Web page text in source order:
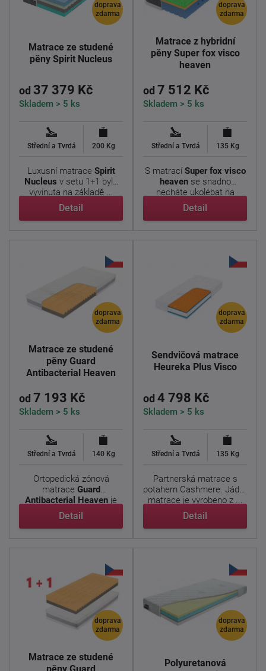
doprava
zdarma
Matrace ze studené
pěny Spirit Nucleus
od 37 379 Kč
Skladem > 5 ks
Střední a Tvrdá 200 Kg
Luxusní matrace Spirit
Nucleus v setu 1+1 byla
vyvinuta na základě ...
Detail
doprava
zdarma
Matrace z hybridní
pěny Super fox visco
heaven
od 7 512 Kč
Skladem > 5 ks
Střední a Tvrdá 135 Kg
S matracíSuper fox visco
heavense snadno
necháte ukolébat na
obláčku ...
Detail
doprava
zdarma
Matrace ze studené
pěny Guard
Antibacterial Heaven
od 7 193 Kč
Skladem > 5 ks
Střední a Tvrdá 140 Kg
Ortopedická zónová
matrace Guard
Antibacterial Heaven je
vhodná pro ...
Detail
doprava
zdarma
Sendvičová matrace
Heureka Plus Visco
od 4 798 Kč
Skladem > 5 ks
Střední a Tvrdá 135 Kg
Partnerská matrace s
potahem Cashmere. Jádro
matrace je vyrobeno z ...
Detail
doprava
zdarma
Matrace ze studené
doprava
zdarma
Polyuretanová